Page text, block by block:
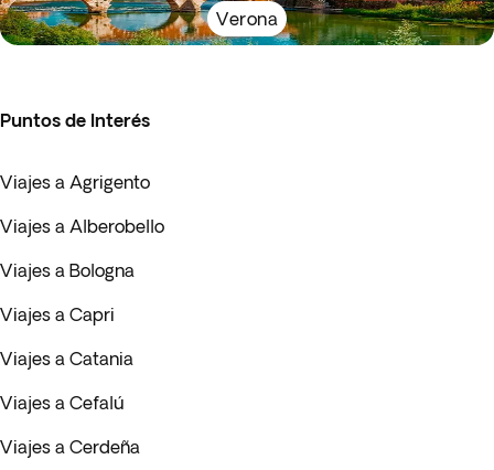
Verona
Puntos de Interés
Viajes a Agrigento
Viajes a Alberobello
Viajes a Bologna
Viajes a Capri
Viajes a Catania
Viajes a Cefalú
Viajes a Cerdeña